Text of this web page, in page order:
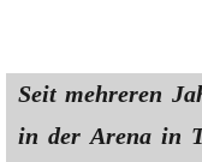
Seit mehreren
in der Arena in